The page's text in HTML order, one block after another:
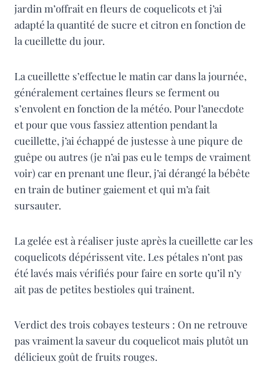
jardin m’offrait en fleurs de coquelicots et j’ai
adapté la quantité de sucre et citron en fonction de
la cueillette du jour.
La cueillette s’effectue le matin car dans la journée,
généralement certaines fleurs se ferment ou
s’envolent en fonction de la météo. Pour l’anecdote
et pour que vous fassiez attention pendant la
cueillette, j’ai échappé de justesse à une piqure de
guêpe ou autres (je n’ai pas eu le temps de vraiment
voir) car en prenant une fleur, j’ai dérangé la bébête
en train de butiner gaiement et qui m’a fait
sursauter.
La gelée est à réaliser juste après la cueillette car les
coquelicots dépérissent vite. Les pétales n’ont pas
été lavés mais vérifiés pour faire en sorte qu’il n’y
ait pas de petites bestioles qui trainent.
Verdict des trois cobayes testeurs : On ne retrouve
pas vraiment la saveur du coquelicot mais plutôt un
délicieux goût de fruits rouges.